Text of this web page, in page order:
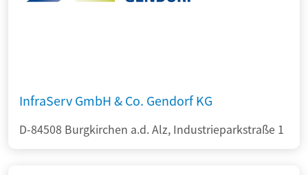
InfraServ GmbH & Co. Gendorf KG
D-84508 Burgkirchen a.d. Alz, Industrieparkstraße 1